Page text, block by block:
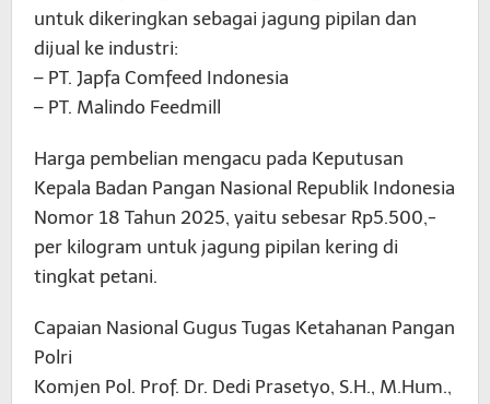
untuk dikeringkan sebagai jagung pipilan dan
dijual ke industri:
– PT. Japfa Comfeed Indonesia
– PT. Malindo Feedmill
Harga pembelian mengacu pada Keputusan
Kepala Badan Pangan Nasional Republik Indonesia
Nomor 18 Tahun 2025, yaitu sebesar Rp5.500,-
per kilogram untuk jagung pipilan kering di
tingkat petani.
Capaian Nasional Gugus Tugas Ketahanan Pangan
Polri
Komjen Pol. Prof. Dr. Dedi Prasetyo, S.H., M.Hum.,